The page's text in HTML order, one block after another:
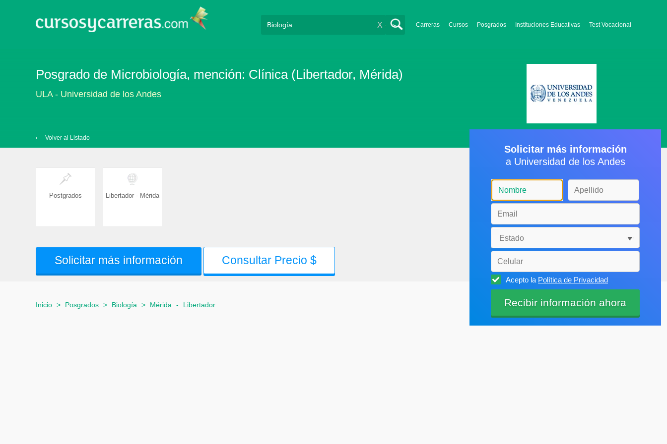
Carreras Cursos Posgrados Instituciones Educativas Test Vocacional
X
Posgrado de Microbiología, mención: Clínica (Libertador, Mérida)
ULA - Universidad de los Andes
‹— Volver al Listado
Postgrados Libertador - Mérida
Solicitar más información Consultar Precio $
Inicio > Posgrados > Biología > Mérida - Libertador
Solicitar más información
a Universidad de los Andes
Acepto la Política de Privacidad